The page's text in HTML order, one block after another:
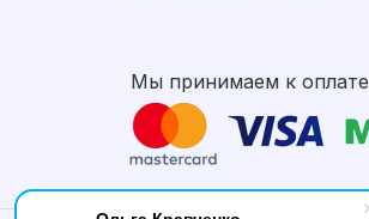
Мы принимаем к оплате